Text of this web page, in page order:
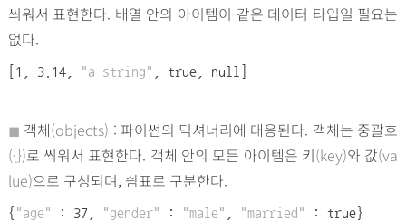
씌워서 표현한다. 배열 안의 아이템이 같은 데이터 타입일 필요는
없다.
[1, 3.14, "a string" , true, null]
◼︎ 객체(objects) : 파이썬의 딕셔너리에 대응된다. 객체는 중괄호
({})로 씌워서 표현한다. 객체 안의 모든 아이템은 키(key)와 값(va
lue)으로 구성되며, 쉼표로 구분한다.
{ "age" : 37, "gender" : "male" "married" : true}